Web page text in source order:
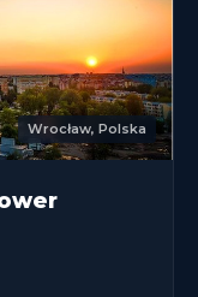
Wrocław, Polska